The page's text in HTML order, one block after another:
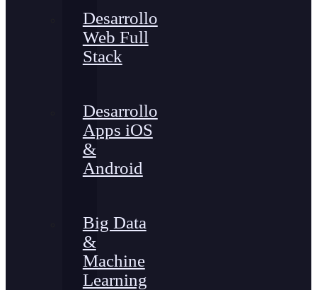
Desarrollo
Web Full
Stack
Desarrollo
Apps iOS
&
Android
Big Data
&
Machine
Learning